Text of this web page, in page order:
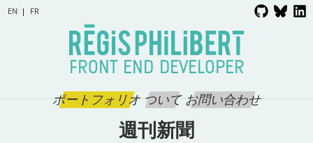
EN FR
FRONT END DEVELOPER
ポートフォリオ ついて お問い合わせ
週刊新聞